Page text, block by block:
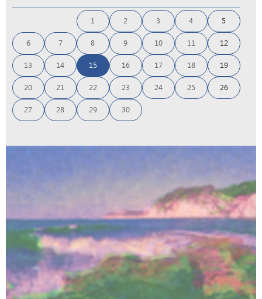
1 2 3 4 5
6 7 8 9 10 11 12
13 14 15 16 17 18 19
20 21 22 23 24 25 26
27 28 29 30